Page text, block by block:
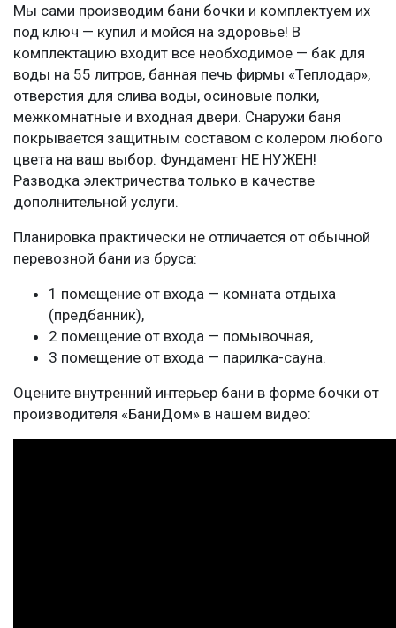
Мы сами производим бани бочки и комплектуем их
под ключ — купил и мойся на здоровье! В
комплектацию входит все необходимое — бак для
воды на 55 литров, банная печь фирмы «Теплодар»,
отверстия для слива воды, осиновые полки,
межкомнатные и входная двери. Снаружи баня
покрывается защитным составом с колером любого
цвета на ваш выбор. Фундамент НЕ НУЖЕН!
Разводка электричества только в качестве
дополнительной услуги.
Планировка практически не отличается от обычной
перевозной бани из бруса:
1 помещение от входа — комната отдыха
(предбанник),
2 помещение от входа — помывочная,
3 помещение от входа — парилка-сауна.
Оцените внутренний интерьер бани в форме бочки от
производителя «БаниДом» в нашем видео: